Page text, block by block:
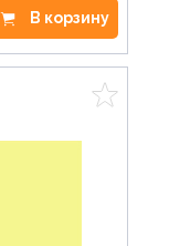
В корзину